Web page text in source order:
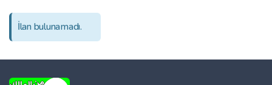
İlan bulunamadı.